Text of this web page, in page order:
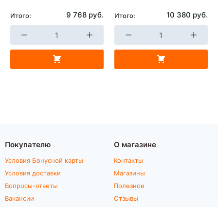
Итого: 9 768 руб. Итого: 10 380 руб.
Покупателю
Условия Бонусной карты
Условия доставки
Вопросы-ответы
Вакансии
О магазине
Контакты
Магазины
Полезное
Отзывы